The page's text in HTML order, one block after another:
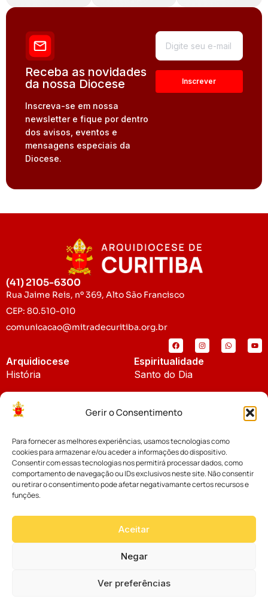
Gerir o Consentimento
Para fornecer as melhores experiências, usamos tecnologias como
cookies para armazenar e/ou aceder a informações do dispositivo.
Consentir com essas tecnologias nos permitirá processar dados, como
comportamento de navegação ou IDs exclusivos neste site. Não consentir
ou retirar o consentimento pode afetar negativamante certos recursos e
funções.
Aceitar
Negar
Ver preferências
Receba as novidades
da nossa Diocese
Inscreva-se em nossa
newsletter e fique por dentro
dos avisos, eventos e
mensagens especiais da
Diocese.
(41) 2105-6300
Rua Jaime Reis, nº 369, Alto São Francisco
CEP: 80.510-010
comunicacao@mitradecuritiba.org.br
Arquidiocese
História
Padroeira
Espiritualidade
Santo do Dia
Notícias
Notícias da Arquidiocese
Notícias Cáritas
Palavra dos Bispos
Cúria Diocesana
Fundo Diocesano
Vicariatos da Educação
Eventos